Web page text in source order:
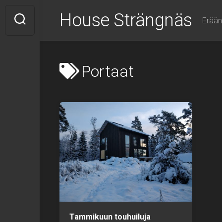
content
House Strängnäs
Portaat
Tammikuun touhuiluja